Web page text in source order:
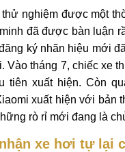
nghiệm được một
đã được bàn luận
ký nhãn hiệu mới
Vào tháng 7, chiếc xe
tiên xuất hiện. Còn
xuất hiện với bản
rò rỉ mới đang là
xe hơi tự lại